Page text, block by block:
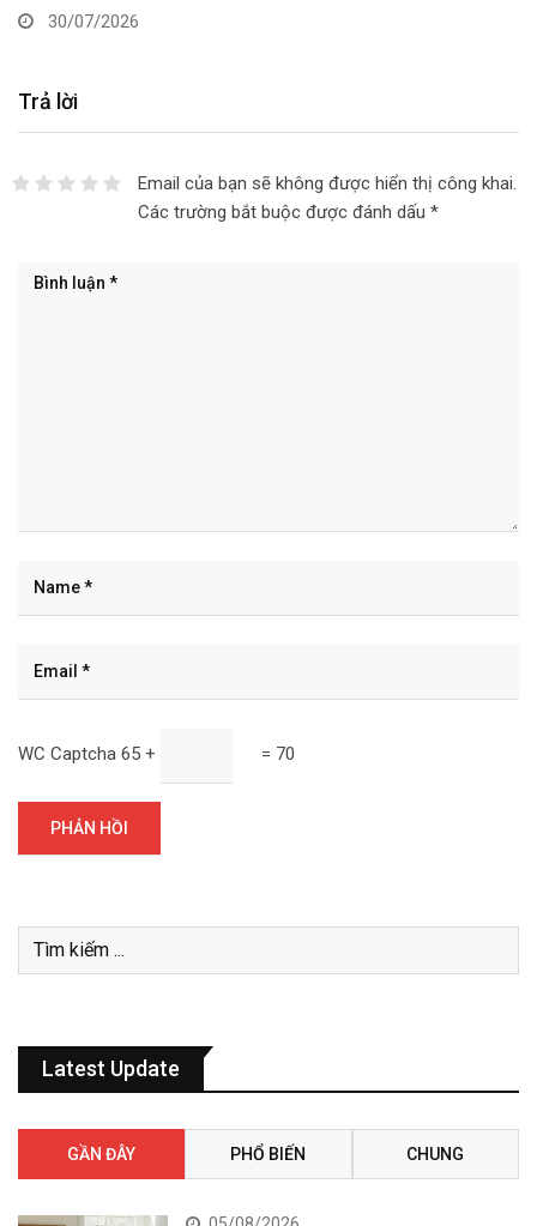
30/07/2026
Trả lời
Email của bạn sẽ không được hiển thị công khai.
Các trường bắt buộc được đánh dấu *
WC Captcha 65 + = 70
Latest Update
GẦN ĐÂY PHỔ BIẾN CHUNG